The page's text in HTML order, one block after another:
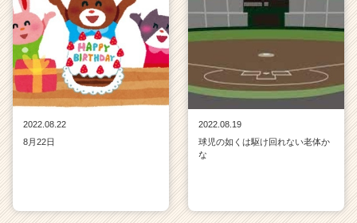
2022.08.22
8月22日
2022.08.19
球児の如くは駆け回れない老体か
な